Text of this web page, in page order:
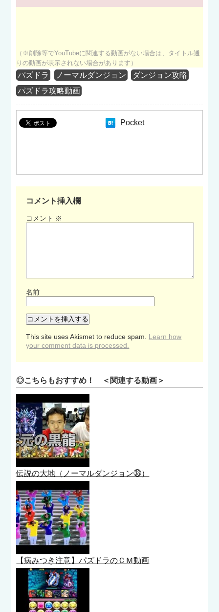
（※削除等でYouTubeに関連する動画がない場合は、タイトル通
りの動画が表示されない場合があります）
パズドラ ノーマルダンジョン
ダンジョン攻略
パズドラ攻略動画
Pocket
コメント挿入欄
コメント ※
名前
This site uses Akismet to reduce spam. Learn how
your comment data is processed.
◎こちらもおすすめ！ ＜関連する動画＞
伝説の大地（ノーマルダンジョン㊳）
【病みつき注意】パズドラのＣＭ動画